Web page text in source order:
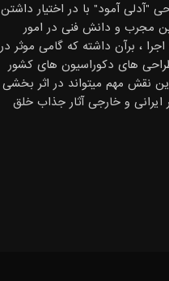
"آدلی آمود" با در اختیار داشتن
مجرب و دانش فنی در امور
، برآن داشته که گامی موثر در
های دکوراسیون های کشور
نقش مهم میتواند در اثر بخشی
ایرانی و خارجی آثار جذاب خلق